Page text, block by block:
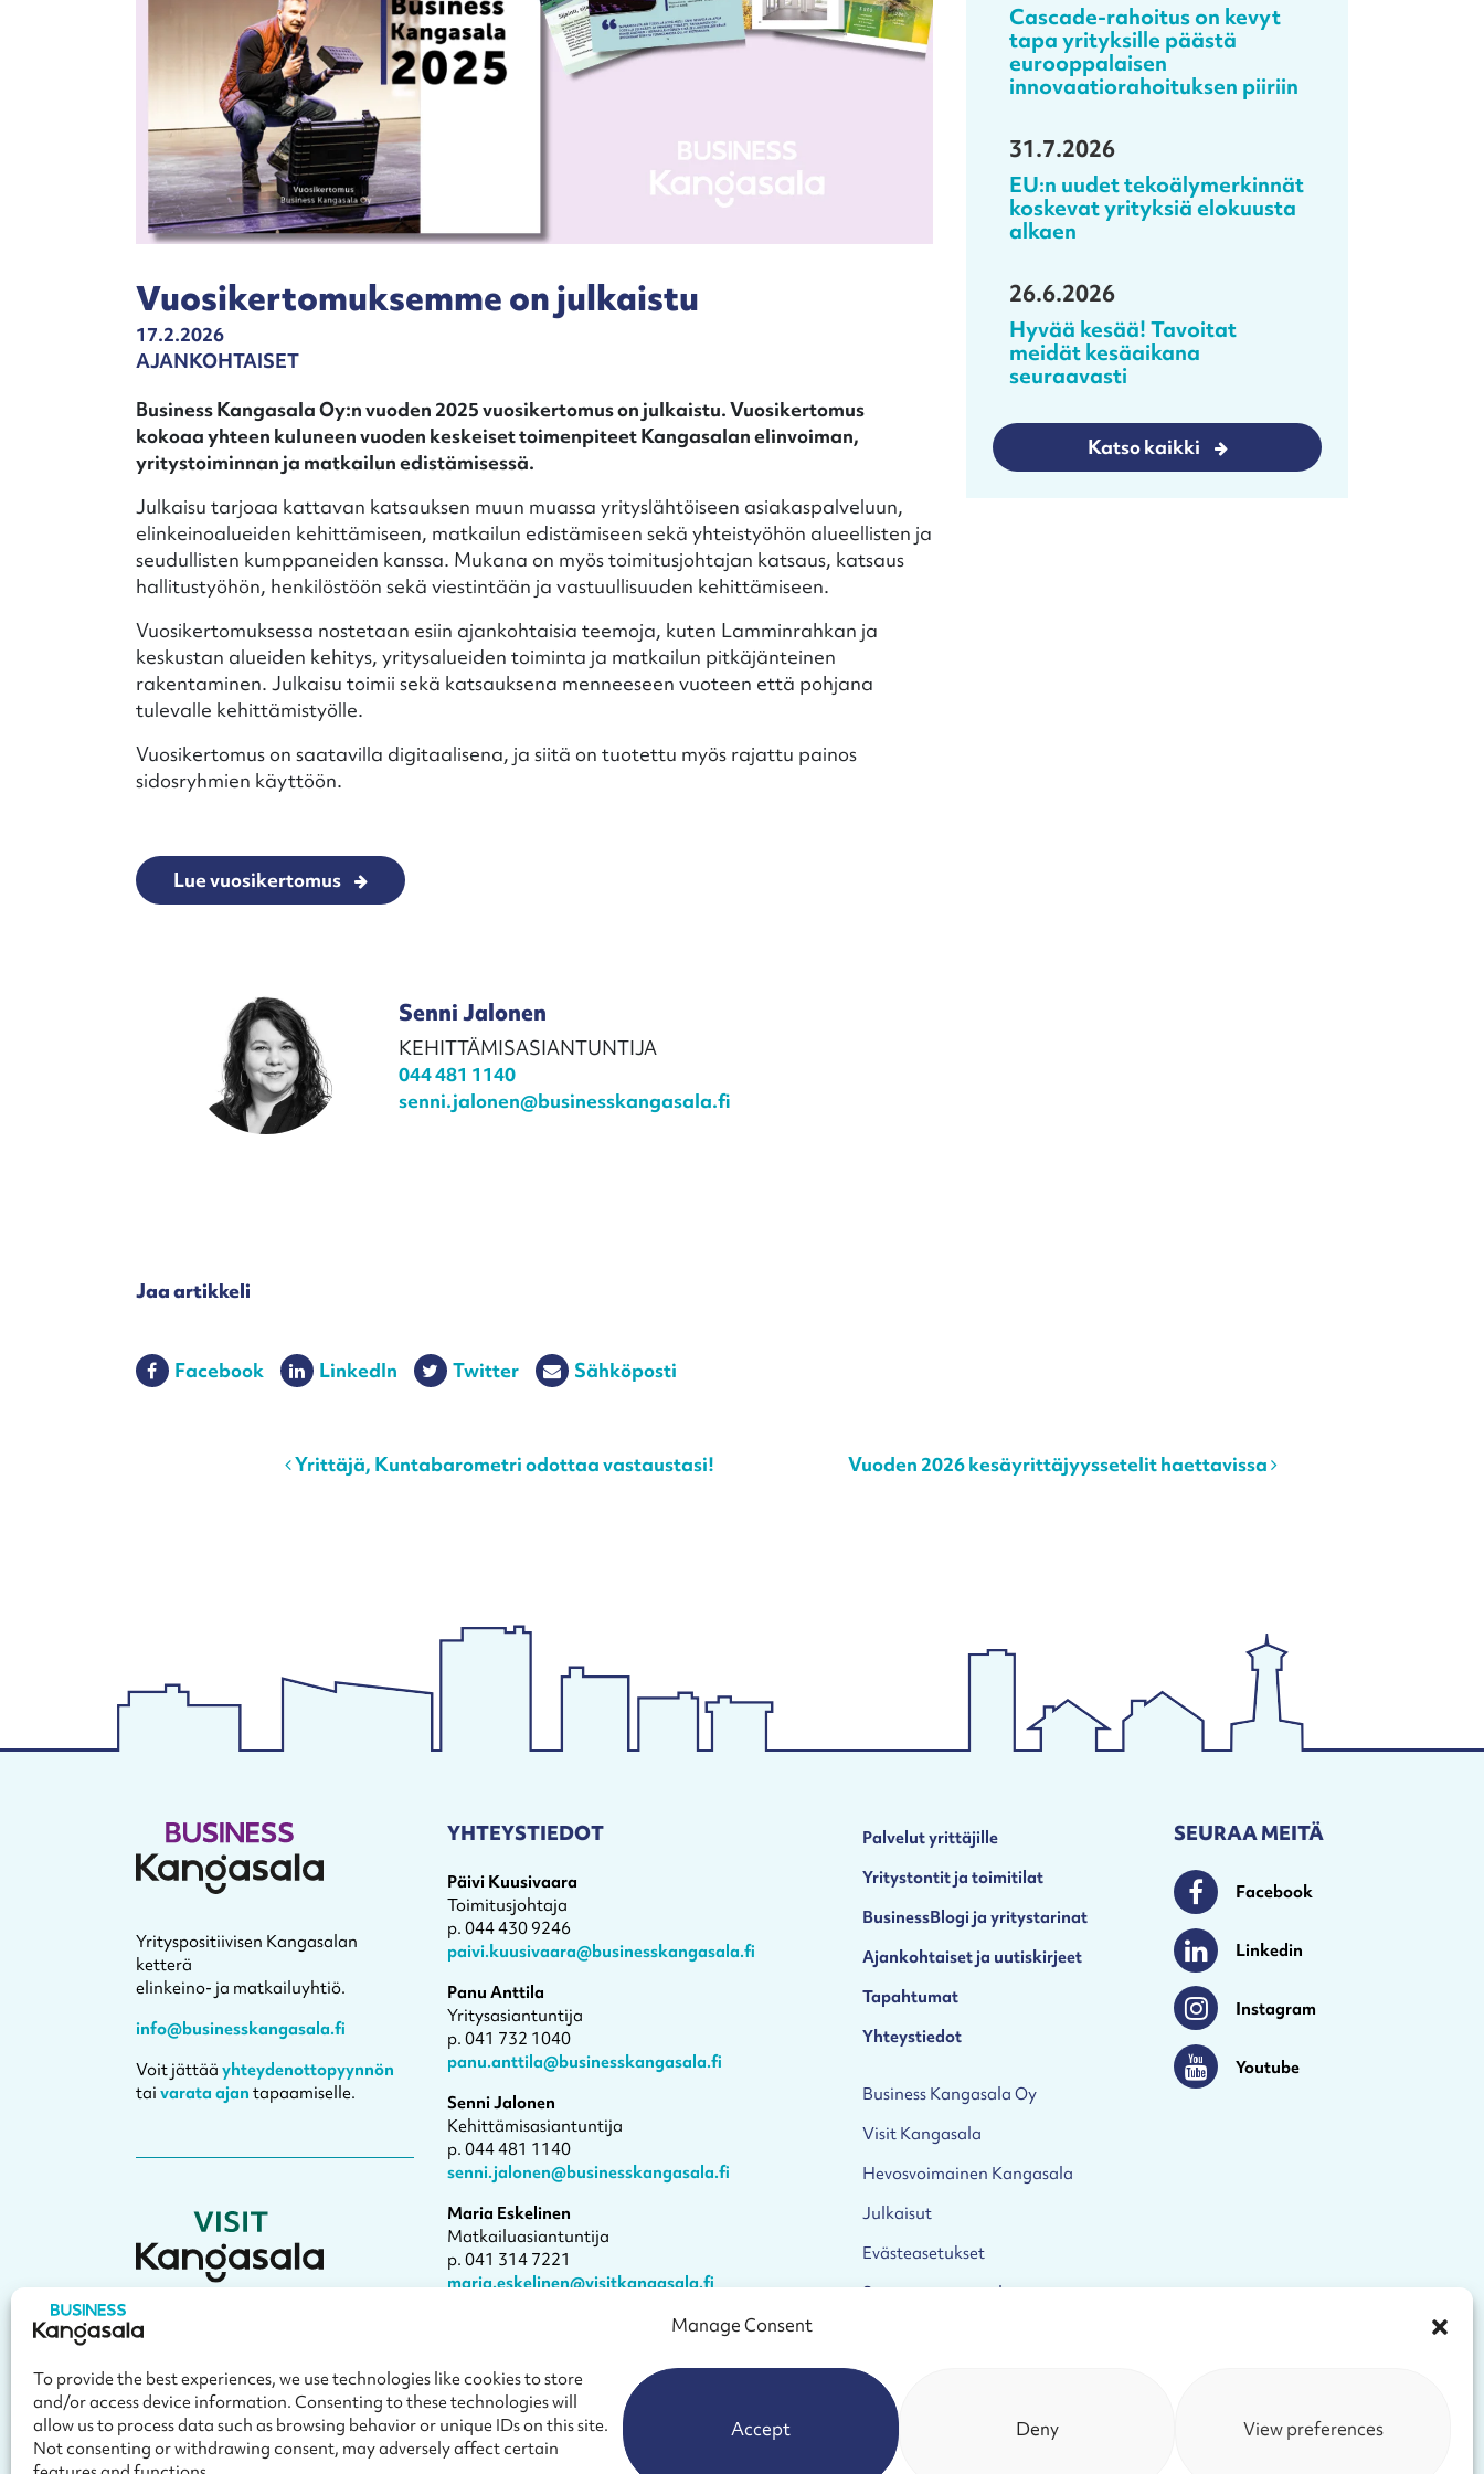
Manage Consent
To provide the best experiences, we use technologies like cookies to store
and/or access device information. Consenting to these technologies will
allow us to process data such as browsing behavior or unique IDs on this site.
Not consenting or withdrawing consent, may adversely affect certain
Accept Deny View preferences
Vuosikertomuksemme on julkaistu
17.2.2026
AJANKOHTAISET
Business Kangasala Oy:n vuoden 2025 vuosikertomus on julkaistu. Vuosikertomus
kokoaa yhteen kuluneen vuoden keskeiset toimenpiteet Kangasalan elinvoiman,
yritystoiminnan ja matkailun edistämisessä.
Julkaisu tarjoaa kattavan katsauksen muun muassa yrityslähtöiseen asiakaspalveluun,
elinkeinoalueiden kehittämiseen, matkailun edistämiseen sekä yhteistyöhön alueellisten ja
seudullisten kumppaneiden kanssa. Mukana on myös toimitusjohtajan katsaus, katsaus
hallitustyöhön, henkilöstöön sekä viestintään ja vastuullisuuden kehittämiseen.
Vuosikertomuksessa nostetaan esiin ajankohtaisia teemoja, kuten Lamminrahkan ja
keskustan alueiden kehitys, yritysalueiden toiminta ja matkailun pitkäjänteinen
rakentaminen. Julkaisu toimii sekä katsauksena menneeseen vuoteen että pohjana
tulevalle kehittämistyölle.
Vuosikertomus on saatavilla digitaalisena, ja siitä on tuotettu myös rajattu painos
sidosryhmien käyttöön.
Lue vuosikertomus
Senni Jalonen
KEHITTÄMISASIANTUNTIJA
044 481 1140
senni.jalonen@businesskangasala.fi
Jaa artikkeli
Facebook LinkedIn Twitter Sähköposti
Post navigation
Yrittäjä, Kuntabarometri odottaa vastaustasi! Vuoden 2026 kesäyrittäjyyssetelit haettavissa
Cascade-rahoitus on kevyt
tapa yrityksille päästä
eurooppalaisen
innovaatiorahoituksen piiriin
31.7.2026
EU:n uudet tekoälymerkinnät
koskevat yrityksiä elokuusta
alkaen
26.6.2026
Hyvää kesää! Tavoitat
meidät kesäaikana
seuraavasti
Katso kaikki
Yrityspositiivisen Kangasalan
ketterä
elinkeino- ja matkailuyhtiö.
info@businesskangasala.fi
Voit jättääyhteydenottopyynnön
taivarata ajantapaamiselle.
Visit Kangasala on oppaasi
– Kesäpäivän kulttuurikaupunkiin.
toimisto@visitkangasala.fi
YHTEYSTIEDOT
Päivi Kuusivaara
Toimitusjohtaja
p. 044 430 9246
paivi.kuusivaara@businesskangasala.fi
Panu Anttila
Yritysasiantuntija
p. 041 732 1040
panu.anttila@businesskangasala.fi
Senni Jalonen
Kehittämisasiantuntija
p. 044 481 1140
senni.jalonen@businesskangasala.fi
Maria Eskelinen
Matkailuasiantuntija
p. 041 314 7221
maria.eskelinen@visitkangasala.fi
Palvelut yrittäjille
Yritystontit ja toimitilat
BusinessBlogi ja yritystarinat
Ajankohtaiset ja uutiskirjeet
Tapahtumat
Yhteystiedot
Business Kangasala Oy
Visit Kangasala
Hevosvoimainen Kangasala
Julkaisut
Evästeasetukset
Saavutettavuusseloste
SEURAA MEITÄ
FacebookFacebook
LinkedinLinkedin
InstagramInstagram
Youtube Youtube